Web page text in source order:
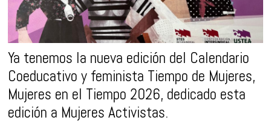
Ya tenemos la nueva edición del Calendario
Coeducativo y feminista Tiempo de Mujeres,
Mujeres en el Tiempo 2026, dedicado esta
edición a Mujeres Activistas.